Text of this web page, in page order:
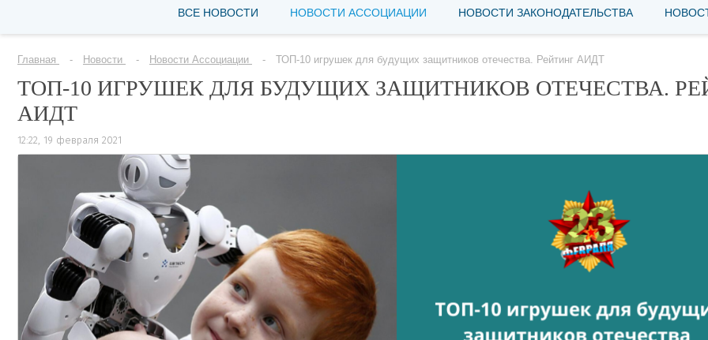
ВСЕ НОВОСТИ НОВОСТИ АССОЦИАЦИИ НОВОСТИ ЗАКОНОДАТЕЛЬСТВА
Главная Новости Новости Ассоциации ТОП-10 игрушек для будущих защитников отечества. Рейтинг АИДТ
ТОП-10 ИГРУШЕК ДЛЯ БУДУЩИХ ЗАЩИТНИКОВ ОТЕЧЕСТВА.
АИДТ
12:22, 19 февраля 2021